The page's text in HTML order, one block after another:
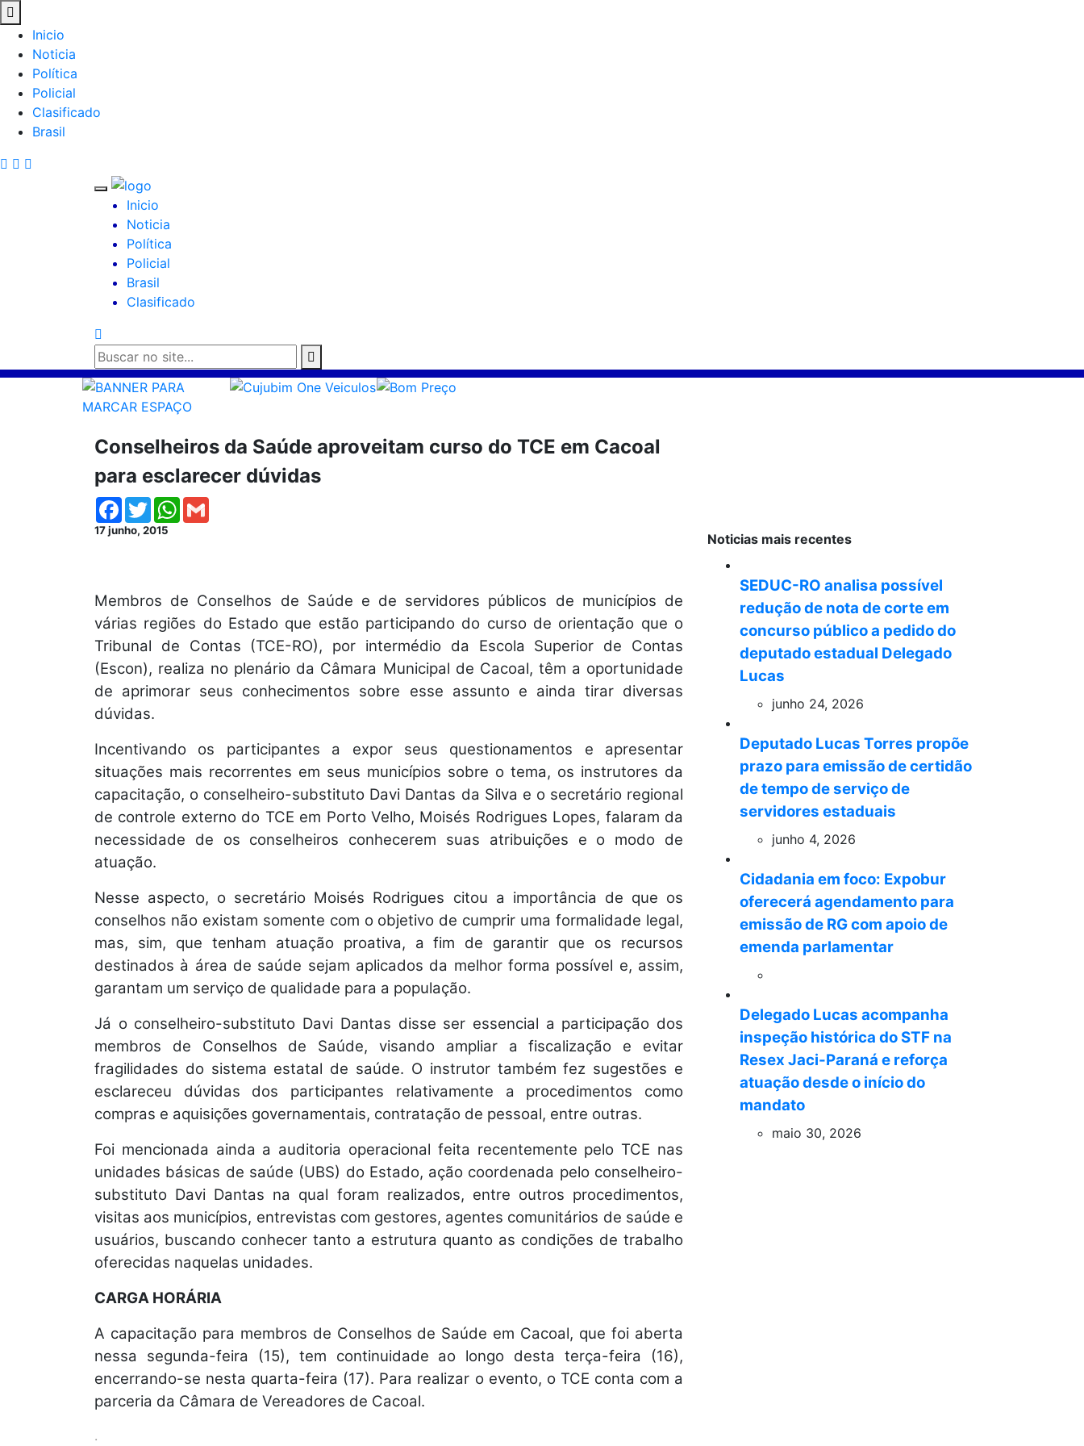
Inicio
Noticia
Política
Policial
Clasificado
Brasil
Inicio
Noticia
Política
Policial
Brasil
Clasificado
Conselheiros da Saúde aproveitam curso do TCE em Cacoal
para esclarecer dúvidas
Facebook
TwitterWhatsApp
17 junho, 2015
Membros de Conselhos de Saúde e de servidores públicos de municípios de
várias regiões do Estado que estão participando do curso de orientação que o
Tribunal de Contas (TCE-RO), por intermédio da Escola Superior de Contas
(Escon), realiza no plenário da Câmara Municipal de Cacoal, têm a oportunidade
de aprimorar seus conhecimentos sobre esse assunto e ainda tirar diversas
dúvidas.
Incentivando os participantes a expor seus questionamentos e apresentar
situações mais recorrentes em seus municípios sobre o tema, os instrutores da
capacitação, o conselheiro-substituto Davi Dantas da Silva e o secretário regional
de controle externo do TCE em Porto Velho, Moisés Rodrigues Lopes, falaram da
necessidade de os conselheiros conhecerem suas atribuições e o modo de
atuação.
Nesse aspecto, o secretário Moisés Rodrigues citou a importância de que os
conselhos não existam somente com o objetivo de cumprir uma formalidade legal,
mas, sim, que tenham atuação proativa, a fim de garantir que os recursos
destinados à área de saúde sejam aplicados da melhor forma possível e, assim,
garantam um serviço de qualidade para a população.
Já o conselheiro-substituto Davi Dantas disse ser essencial a participação dos
membros de Conselhos de Saúde, visando ampliar a fiscalização e evitar
fragilidades do sistema estatal de saúde. O instrutor também fez sugestões e
esclareceu dúvidas dos participantes relativamente a procedimentos como
compras e aquisições governamentais, contratação de pessoal, entre outras.
Foi mencionada ainda a auditoria operacional feita recentemente pelo TCE nas
unidades básicas de saúde (UBS) do Estado, ação coordenada pelo conselheiro-
substituto Davi Dantas na qual foram realizados, entre outros procedimentos,
visitas aos municípios, entrevistas com gestores, agentes comunitários de saúde e
usuários, buscando conhecer tanto a estrutura quanto as condições de trabalho
oferecidas naquelas unidades.
CARGA HORÁRIA
A capacitação para membros de Conselhos de Saúde em Cacoal, que foi aberta
nessa segunda-feira (15), tem continuidade ao longo desta terça-feira (16),
encerrando-se nesta quarta-feira (17). Para realizar o evento, o TCE conta com a
parceria da Câmara de Vereadores de Cacoal.
.
Noticias mais recentes
SEDUC-RO analisa possível
redução de nota de corte em
concurso público a pedido do
deputado estadual Delegado
Lucas
junho 24, 2026
Deputado Lucas Torres propõe
prazo para emissão de certidão
de tempo de serviço de
servidores estaduais
junho 4, 2026
Cidadania em foco: Expobur
oferecerá agendamento para
emissão de RG com apoio de
emenda parlamentar
Delegado Lucas acompanha
inspeção histórica do STF na
Resex Jaci-Paraná e reforça
atuação desde o início do
mandato
maio 30, 2026